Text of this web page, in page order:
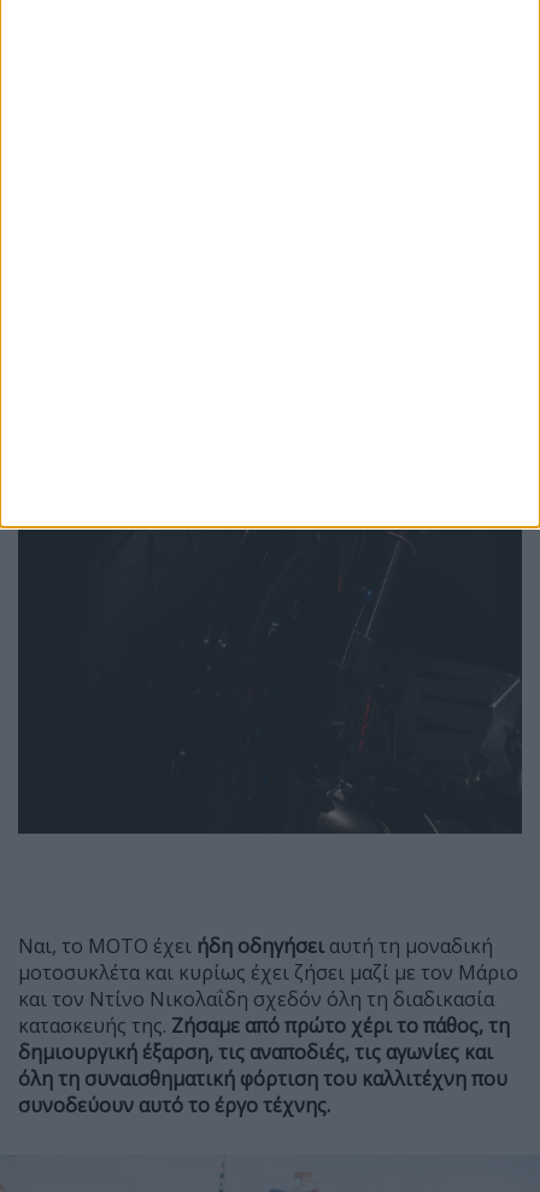
Ναι, το ΜΟΤΟ έχει ήδη οδηγήσειαυτή τη μοναδική
μοτοσυκλέτα και κυρίως έχει ζήσει μαζί με τον Μάριο
και τον Ντίνο Νικολαΐδη σχεδόν όλη τη διαδικασία
κατασκευής της. Ζήσαμε από πρώτο χέρι το πάθος, τη
δημιουργική έξαρση, τις αναποδιές, τις αγωνίες και
όλη τη συναισθηματική φόρτιση του καλλιτέχνη που
συνοδεύουν αυτό το έργο τέχνης.